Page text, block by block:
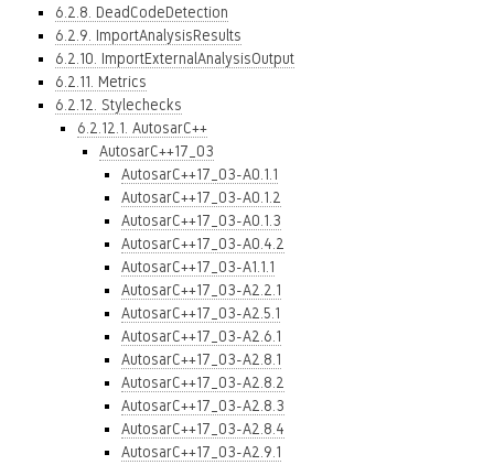
6.2.8. DeadCodeDetection
6.2.9. ImportAnalysisResults
6.2.10. ImportExternalAnalysisOutput
6.2.11. Metrics
6.2.12. Stylechecks
6.2.12.1. AutosarC++
AutosarC++17_03
AutosarC++17_03-A0.1.1
AutosarC++17_03-A0.1.2
AutosarC++17_03-A0.1.3
AutosarC++17_03-A0.4.2
AutosarC++17_03-A1.1.1
AutosarC++17_03-A2.2.1
AutosarC++17_03-A2.5.1
AutosarC++17_03-A2.6.1
AutosarC++17_03-A2.8.1
AutosarC++17_03-A2.8.2
AutosarC++17_03-A2.8.3
AutosarC++17_03-A2.8.4
AutosarC++17_03-A2.9.1